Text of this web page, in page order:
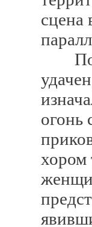
сцена
огонь
хором